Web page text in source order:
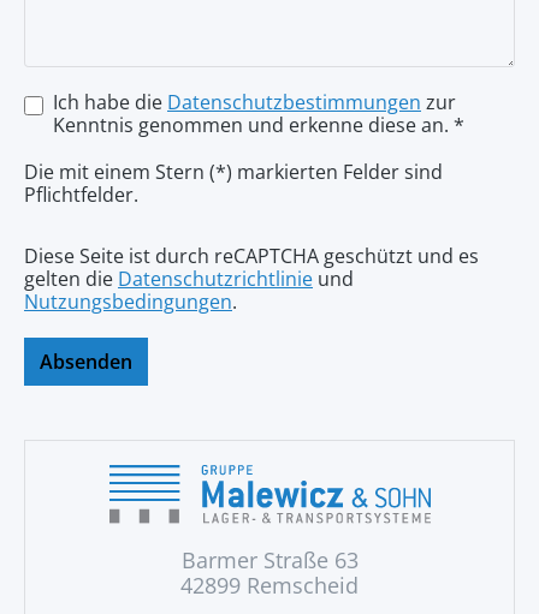
Ich habe die Datenschutzbestimmungen zur
Kenntnis genommen und erkenne diese an. *
Die mit einem Stern (*) markierten Felder sind
Pflichtfelder.
Diese Seite ist durch reCAPTCHA geschützt und es
gelten die Datenschutzrichtlinie und
Nutzungsbedingungen.
Absenden
Barmer Straße 63
42899 Remscheid